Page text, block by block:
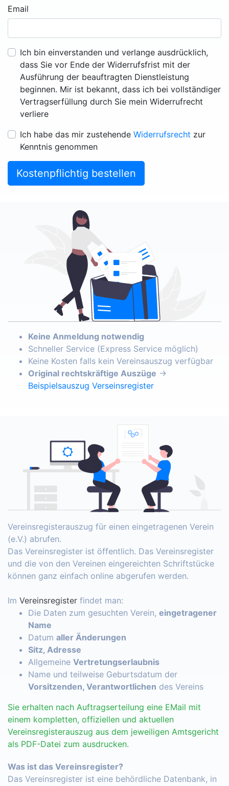
Email
Ich bin einverstanden und verlange ausdrücklich,
dass Sie vor Ende der Widerrufsfrist mit der
Ausführung der beauftragten Dienstleistung
beginnen. Mir ist bekannt, dass ich bei vollständiger
Vertragserfüllung durch Sie mein Widerrufrecht
verliere
Ich habe das mir zustehende Widerrufsrecht zur
Kenntnis genommen
Kostenpflichtig bestellen
Keine Anmeldung notwendig
Schneller Service (Express Service möglich)
Keine Kosten falls kein Vereinsauszug verfügbar
Original rechtskräftige Auszüge →
Beispielsauszug Verseinsregister
Vereinsregisterauszug für einen eingetragenen Verein
(e.V.) abrufen.
Das Vereinsregister ist öffentlich. Das Vereinsregister
und die von den Vereinen eingereichten Schriftstücke
können ganz einfach online abgerufen werden.
Im Vereinsregister findet man:
Die Daten zum gesuchten Verein, eingetragener
Name
Datum aller Änderungen
Sitz, Adresse
Allgemeine Vertretungserlaubnis
Name und teilweise Geburtsdatum der
Vorsitzenden, Verantwortlichen des Vereins
Sie erhalten nach Auftragserteilung eine EMail mit
einem kompletten, offiziellen und aktuellen
Vereinsregisterauszug aus dem jeweiligen Amtsgericht
als PDF-Datei zum ausdrucken.
Was ist das Vereinsregister?
Das Vereinsregister ist eine behördliche Datenbank, in